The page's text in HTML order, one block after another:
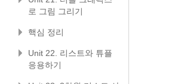
로 그림 그리기
핵심 정리
Unit 22. 리스트와 튜플
응용하기